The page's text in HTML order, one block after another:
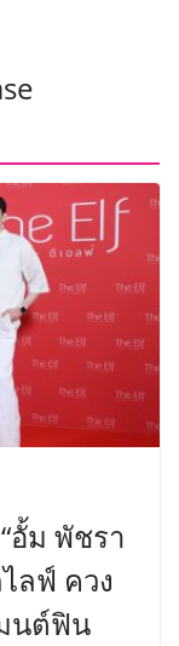
อั้ม พัชรา
ลฟ์ ควง
นต์ฟิน